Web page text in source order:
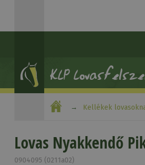
Kellékek
Lovas Nyakkendő
0904095 (0211a02)